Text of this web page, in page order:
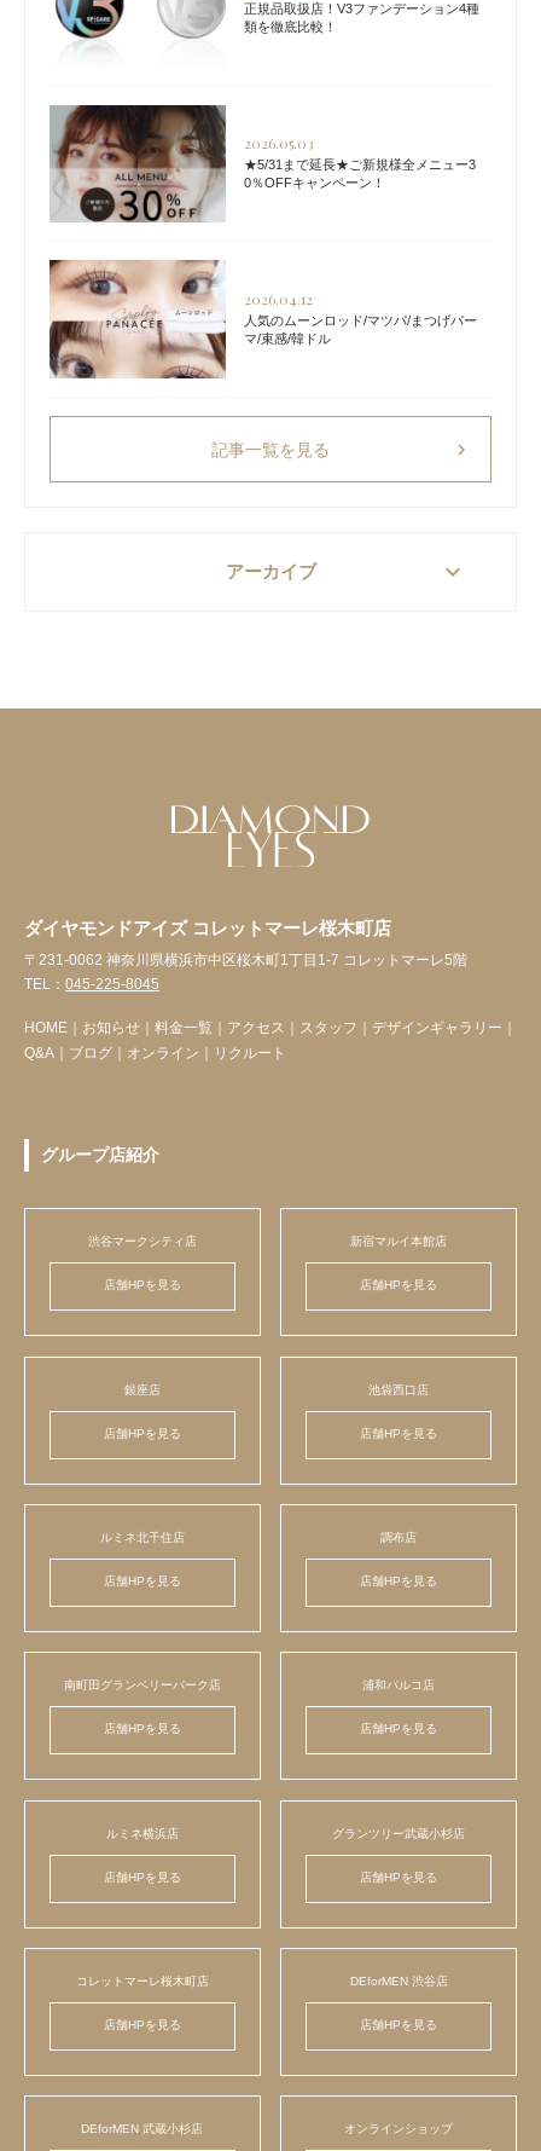
正規品取扱店！V3ファンデーション4種
類を徹底比較！
2026.05.03
★5/31まで延長★ご新規様全メニュー3
0％OFFキャンペーン！
2026.04.12
人気のムーンロッド/マツパ/まつげパー
マ/束感/韓ドル
記事一覧を見る chevron_right
アーカイブ keyboard_arrow_down
ダイヤモンドアイズ コレットマーレ桜木町店
〒231-0062 神奈川県横浜市中区桜木町1丁目1-7 コレットマーレ5階
TEL： 045-225-8045
HOME お知らせ 料金一覧 アクセス スタッフ デザインギャラリー
Q&A
ブログ オンライン リクルート
グループ店紹介
渋谷マークシティ店
店舗HPを見る
新宿マルイ本館店
店舗HPを見る
銀座店
店舗HPを見る
池袋西口店
店舗HPを見る
ルミネ北千住店
店舗HPを見る
調布店
店舗HPを見る
南町田グランベリーパーク店
店舗HPを見る
浦和パルコ店
店舗HPを見る
ルミネ横浜店
店舗HPを見る
グランツリー武蔵小杉店
店舗HPを見る
コレットマーレ桜木町店
店舗HPを見る
DEforMEN 渋谷店
店舗HPを見る
DEforMEN 武蔵小杉店 オンラインショップ